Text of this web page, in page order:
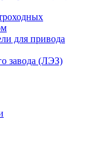
для привода
завода (ЛЭЗ)